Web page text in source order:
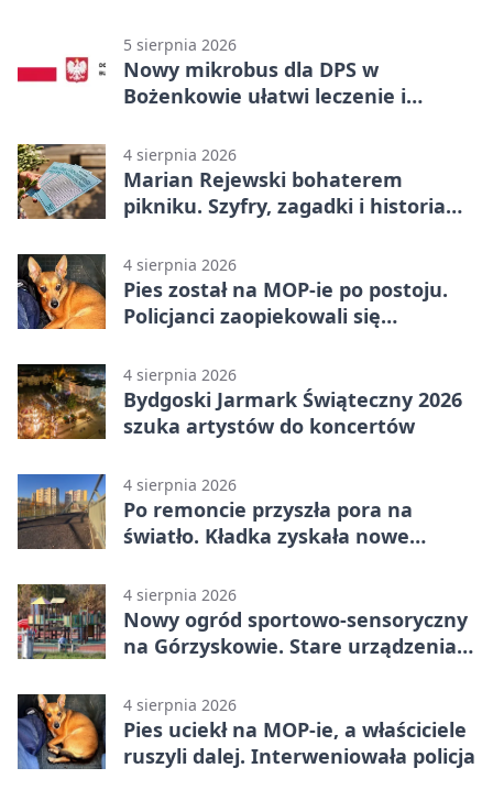
5 sierpnia 2026
Nowy mikrobus dla DPS w
Bożenkowie ułatwi leczenie i
4 sierpnia 2026
Marian Rejewski bohaterem
pikniku. Szyfry, zagadki i historia
4 sierpnia 2026
Pies został na MOP-ie po postoju.
Policjanci zaopiekowali się
4 sierpnia 2026
Bydgoski Jarmark Świąteczny 2026
szuka artystów do koncertów
4 sierpnia 2026
Po remoncie przyszła pora na
światło. Kładka zyskała nowe
4 sierpnia 2026
Nowy ogród sportowo-sensoryczny
na Górzyskowie. Stare urządzenia
4 sierpnia 2026
Pies uciekł na MOP-ie, a właściciele
ruszyli dalej. Interweniowała policja